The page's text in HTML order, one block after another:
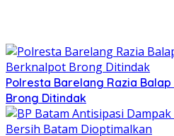
Polresta Barelang Razia
Brong Ditindak